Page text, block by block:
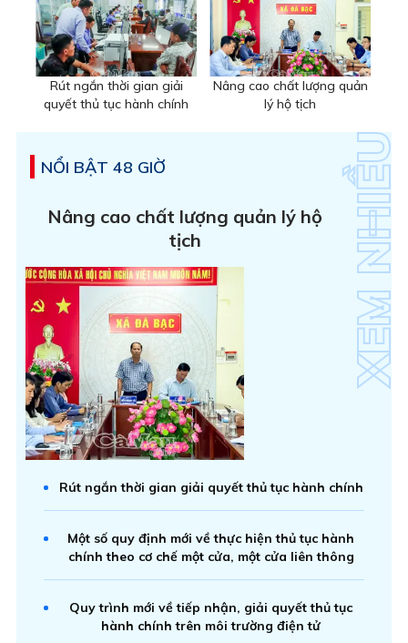
Rút ngắn thời gian giải
quyết thủ tục hành chính
Nâng cao chất lượng quản
lý hộ tịch
NỔI BẬT 48 GIỜ
Nâng cao chất lượng quản lý hộ
tịch
Rút ngắn thời gian giải quyết thủ tục hành chính
Một số quy định mới về thực hiện thủ tục hành
chính theo cơ chế một cửa, một cửa liên thông
Quy trình mới về tiếp nhận, giải quyết thủ tục
hành chính trên môi trường điện tử